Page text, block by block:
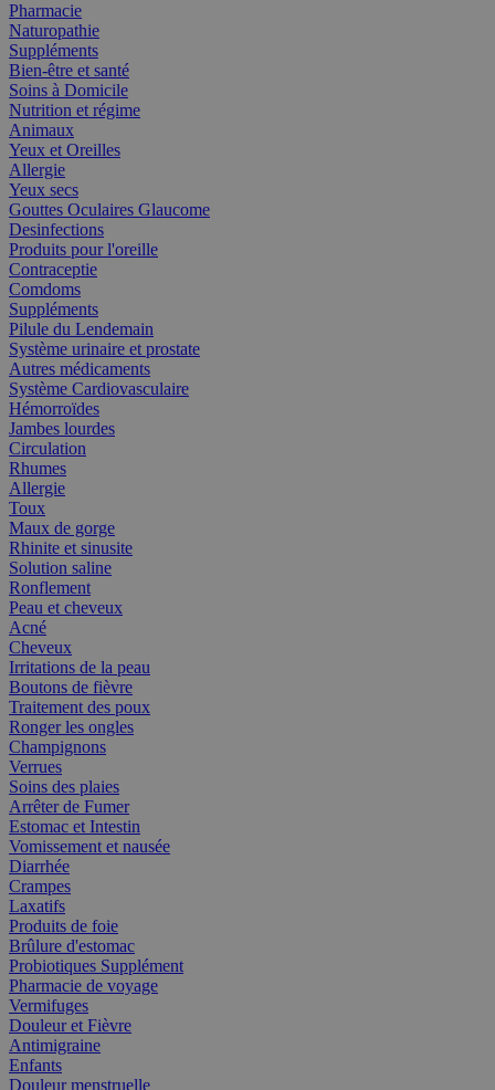
Pharmacie
Naturopathie
Suppléments
Bien-être et santé
Soins à Domicile
Nutrition et régime
Animaux
Yeux et Oreilles
Allergie
Yeux secs
Gouttes Oculaires Glaucome
Desinfections
Produits pour l'oreille
Contraceptie
Comdoms
Suppléments
Pilule du Lendemain
Système urinaire et prostate
Autres médicaments
Système Cardiovasculaire
Hémorroïdes
Jambes lourdes
Circulation
Rhumes
Allergie
Toux
Maux de gorge
Rhinite et sinusite
Solution saline
Ronflement
Peau et cheveux
Acné
Cheveux
Irritations de la peau
Boutons de fièvre
Traitement des poux
Ronger les ongles
Champignons
Verrues
Soins des plaies
Arrêter de Fumer
Estomac et Intestin
Vomissement et nausée
Diarrhée
Crampes
Laxatifs
Produits de foie
Brûlure d'estomac
Probiotiques Supplément
Pharmacie de voyage
Vermifuges
Douleur et Fièvre
Antimigraine
Enfants
Douleur menstruelle